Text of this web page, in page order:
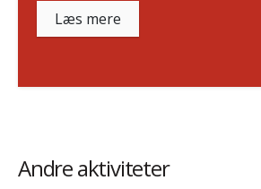
Læs mere
Andre aktiviteter